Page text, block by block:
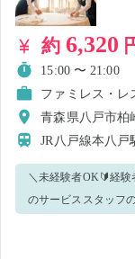
約 6,320
15:00 〜 21:00
ファミレス・レ
青森県八戸市柏
JR八戸線本八
＼未経験者OK🔰経
のサービススタッフの募集です！／ 【✅